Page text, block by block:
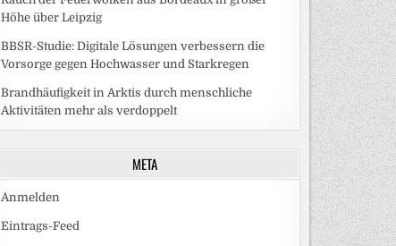
Höhe über Leipzig
BBSR-Studie: Digitale Lösungen verbessern die
Vorsorge gegen Hochwasser und Starkregen
Brandhäufigkeit in Arktis durch menschliche
Aktivitäten mehr als verdoppelt
META
Anmelden
Eintrags-Feed